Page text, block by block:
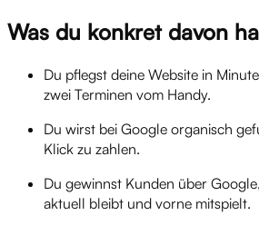
Was du konkret davon
Du pflegst deine Website in
zwei Terminen vom Handy.
Du wirst bei Google organisch
Klick zu zahlen.
Du gewinnst Kunden über
aktuell bleibt und vorne mitspielt.